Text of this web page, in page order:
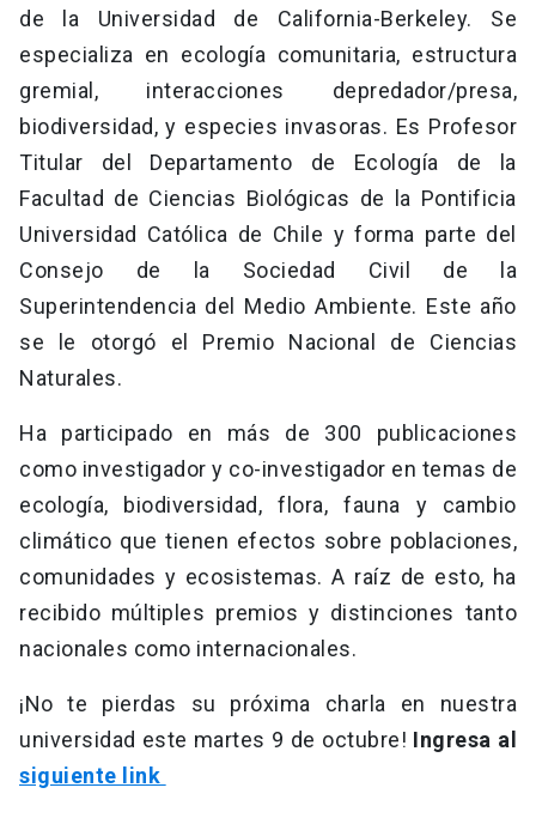
de la Universidad de California-Berkeley. Se
especializa en ecología comunitaria, estructura
gremial, interacciones depredador/presa,
biodiversidad, y especies invasoras. Es Profesor
Titular del Departamento de Ecología de la
Facultad de Ciencias Biológicas de la Pontificia
Universidad Católica de Chile y forma parte del
Consejo de la Sociedad Civil de la
Superintendencia del Medio Ambiente. Este año
se le otorgó el Premio Nacional de Ciencias
Naturales.
Ha participado en más de 300 publicaciones
como investigador y co-investigador en temas de
ecología, biodiversidad, flora, fauna y cambio
climático que tienen efectos sobre poblaciones,
comunidades y ecosistemas. A raíz de esto, ha
recibido múltiples premios y distinciones tanto
nacionales como internacionales.
¡No te pierdas su próxima charla en nuestra
universidad este martes 9 de octubre! Ingresa al
siguiente link